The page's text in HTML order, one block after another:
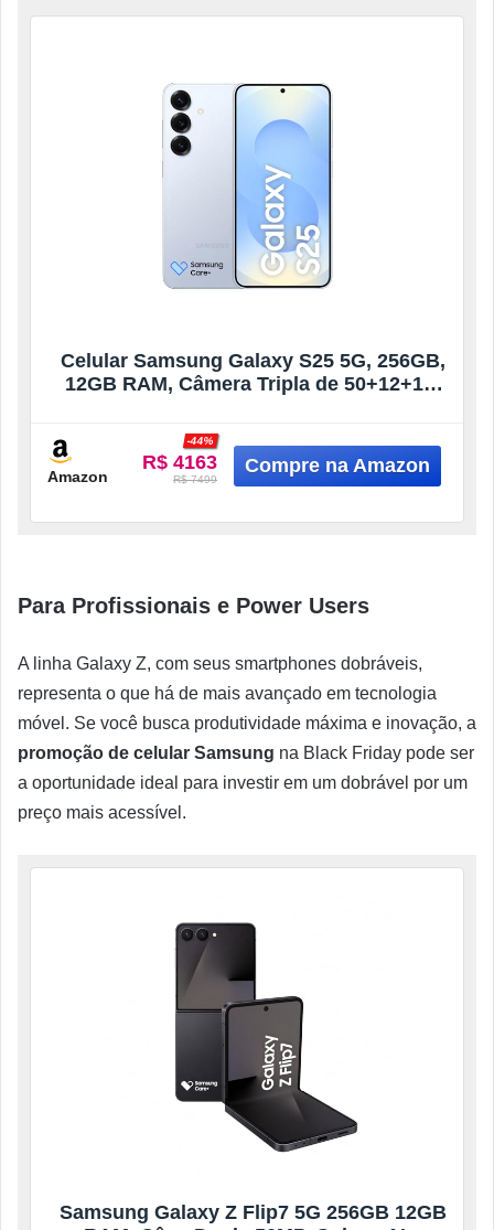
Celular Samsung Galaxy S25 5G, 256GB,
12GB RAM, Câmera Tripla de 50+12+10,
Amazon
R$ 4163
-44%
R$ 7499
Para Profissionais e Power Users
A linha Galaxy Z, com seus smartphones dobráveis,
representa o que há de mais avançado em tecnologia
móvel. Se você busca produtividade máxima e inovação, a
promoção de celular Samsung na Black Friday pode ser
a oportunidade ideal para investir em um dobrável por um
preço mais acessível.
Samsung Galaxy Z Flip7 5G 256GB 12GB